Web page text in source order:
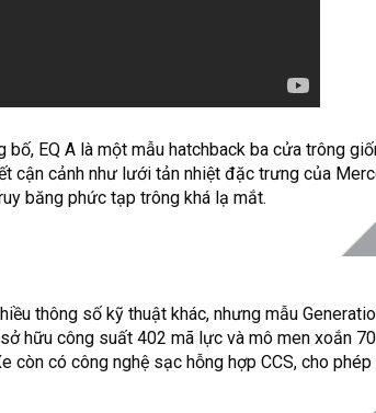
EQ A là một mẫu hatchback ba cửa trông
cận cảnh như lưới tản nhiệt đặc trưng của
băng phức tạp trông khá lạ mắt.
thông số kỹ thuật khác, nhưng mẫu
hữu công suất 402 mã lực và mô men xoắn
còn có công nghệ sạc hỗng hợp CCS, cho